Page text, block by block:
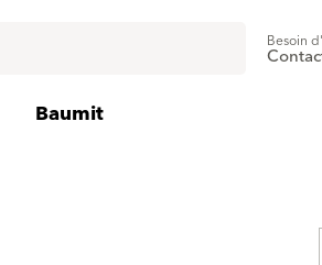
Besoin
Baumit